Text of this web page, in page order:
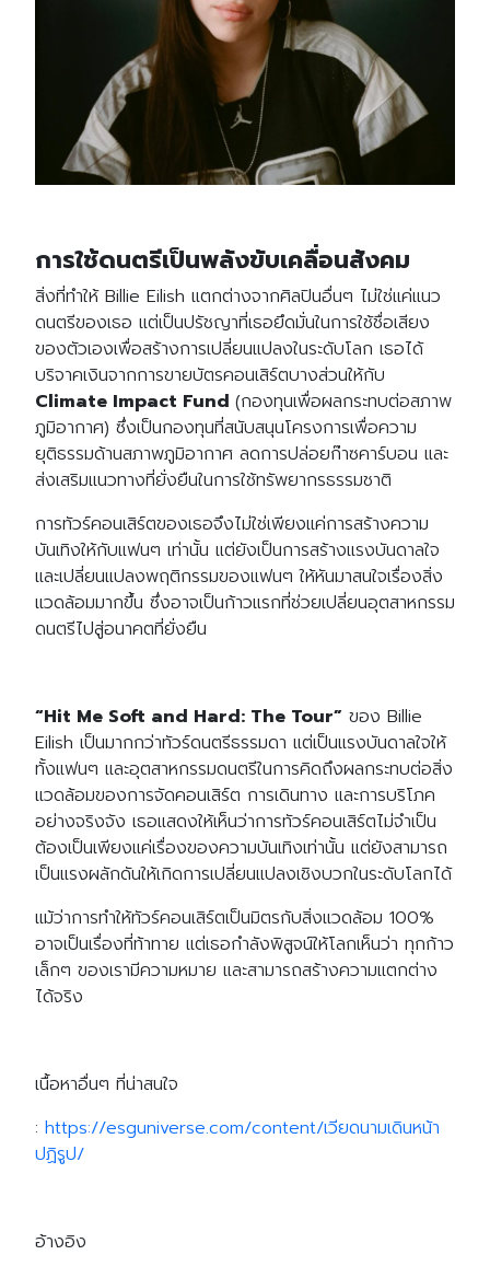
Search
for: Search
การใช้ดนตรีเป็นพลังขับเคลื่อนสังคม
สิ่งที่ทำให้ Billie Eilish แตกต่างจากศิลปินอื่นๆ ไม่ใช่แค่แนว
ดนตรีของเธอ แต่เป็นปรัชญาที่เธอยึดมั่นในการใช้ชื่อเสียง
ของตัวเองเพื่อสร้างการเปลี่ยนแปลงในระดับโลก เธอได้
บริจาคเงินจากการขายบัตรคอนเสิร์ตบางส่วนให้กับ
Climate Impact Fund (กองทุนเพื่อผลกระทบต่อสภาพ
ภูมิอากาศ) ซึ่งเป็นกองทุนที่สนับสนุนโครงการเพื่อความ
ยุติธรรมด้านสภาพภูมิอากาศ ลดการปล่อยก๊าซคาร์บอน และ
ส่งเสริมแนวทางที่ยั่งยืนในการใช้ทรัพยากรธรรมชาติ
การทัวร์คอนเสิร์ตของเธอจึงไม่ใช่เพียงแค่การสร้างความ
บันเทิงให้กับแฟนๆ เท่านั้น แต่ยังเป็นการสร้างแรงบันดาลใจ
และเปลี่ยนแปลงพฤติกรรมของแฟนๆ ให้หันมาสนใจเรื่องสิ่ง
แวดล้อมมากขึ้น ซึ่งอาจเป็นก้าวแรกที่ช่วยเปลี่ยนอุตสาหกรรม
ดนตรีไปสู่อนาคตที่ยั่งยืน
“Hit Me Soft and Hard: The Tour” ของ Billie
Eilish เป็นมากกว่าทัวร์ดนตรีธรรมดา แต่เป็นแรงบันดาลใจให้
ทั้งแฟนๆ และอุตสาหกรรมดนตรีในการคิดถึงผลกระทบต่อสิ่ง
แวดล้อมของการจัดคอนเสิร์ต การเดินทาง และการบริโภค
อย่างจริงจัง เธอแสดงให้เห็นว่าการทัวร์คอนเสิร์ตไม่จำเป็น
ต้องเป็นเพียงแค่เรื่องของความบันเทิงเท่านั้น แต่ยังสามารถ
เป็นแรงผลักดันให้เกิดการเปลี่ยนแปลงเชิงบวกในระดับโลกได้
แม้ว่าการทำให้ทัวร์คอนเสิร์ตเป็นมิตรกับสิ่งแวดล้อม 100%
อาจเป็นเรื่องที่ท้าทาย แต่เธอกำลังพิสูจน์ให้โลกเห็นว่า ทุกก้าว
เล็กๆ ของเรามีความหมาย และสามารถสร้างความแตกต่าง
ได้จริง
เนื้อหาอื่นๆ ที่น่าสนใจ
: https://esguniverse.com/content/เวียดนามเดินหน้า
ปฏิรูป/
อ้างอิง